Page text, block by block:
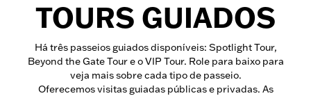
TOURS GUIADOS
Há três passeios guiados disponíveis: Spotlight Tour,
Beyond the Gate Tour e o VIP Tour. Role para baixo para
veja mais sobre cada tipo de passeio.
Oferecemos visitas guiadas públicas e privadas. As